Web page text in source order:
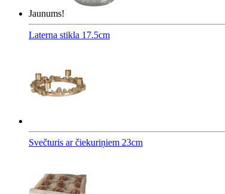
Jaunums!
Laterna stikla 17.5cm
Svečturis ar čiekuriņiem 23cm